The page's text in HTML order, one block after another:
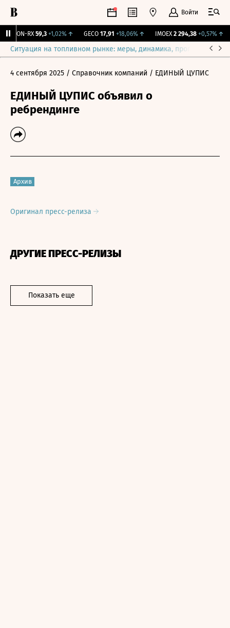
Войти
VEON-RX 59,3 +1,02%↑ GECO 17,91 +18,06%↑ IMOEX 2 294,38 +0,57%↑
Ситуация на топливном рынке: меры, динамика, прогнозы
4 сентября 2025 / Справочник компаний / ЕДИНЫЙ ЦУПИС
ЕДИНЫЙ ЦУПИС объявил о
ребрендинге
Архив
Оригинал пресс-релиза
ДРУГИЕ ПРЕСС-РЕЛИЗЫ
Показать еще